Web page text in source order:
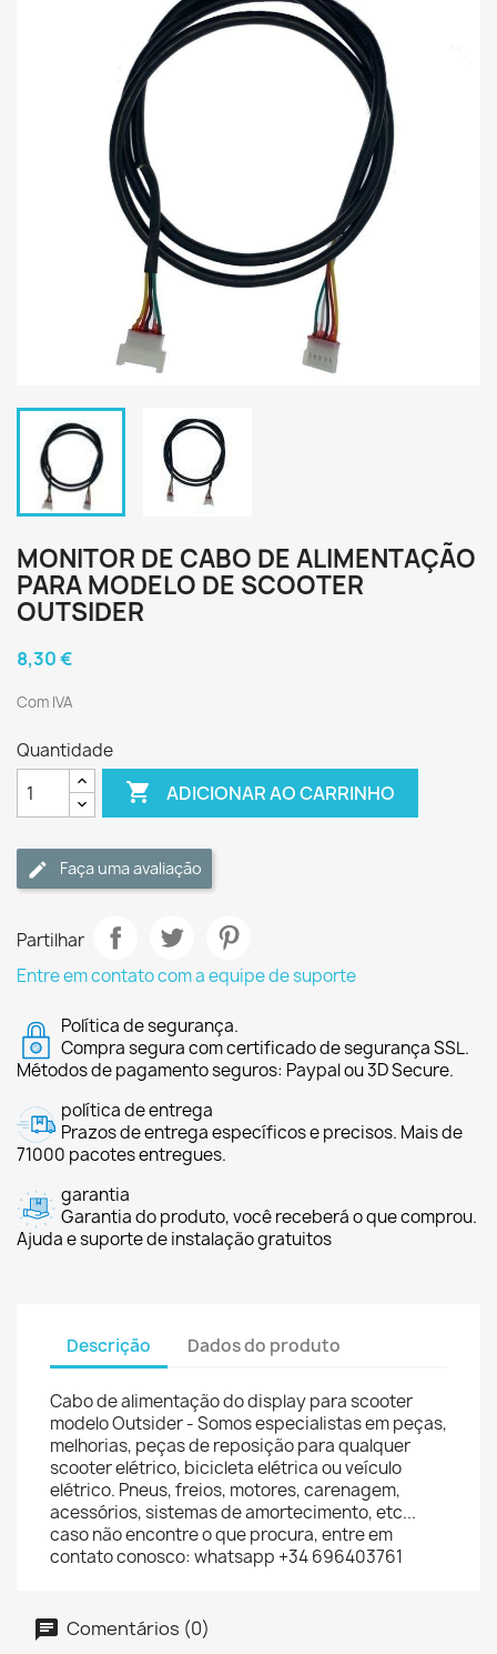
MONITOR DE CABO DE ALIMENTAÇÃO
PARA MODELO DE SCOOTER
OUTSIDER
8,30 €
Com IVA
Quantidade
 ADICIONAR AO CARRINHO
Faça uma avaliação
Partilhar
Entre em contato com a equipe de suporte
Política de segurança.
Compra segura com certificado de segurança SSL.
Métodos de pagamento seguros: Paypal ou 3D Secure.
política de entrega
Prazos de entrega específicos e precisos. Mais de
71000 pacotes entregues.
garantia
Garantia do produto, você receberá o que comprou.
Ajuda e suporte de instalação gratuitos
Descrição Dados do produto
Cabo de alimentação do display para scooter
modelo Outsider - Somos especialistas em peças,
melhorias, peças de reposição para qualquer
scooter elétrico, bicicleta elétrica ou veículo
elétrico. Pneus, freios, motores, carenagem,
acessórios, sistemas de amortecimento, etc...
caso não encontre o que procura, entre em
contato conosco: whatsapp +34 696403761
Comentários (0)